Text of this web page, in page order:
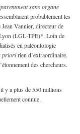
sans organe
probablement les
Vannier, directeur de
(LGL-TPE)*. Loin de
en paléontologie
prioririen d’extraordinaire.
des chercheurs.
y a plus de 550 millions
connue.